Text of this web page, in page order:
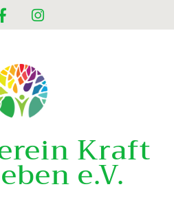
Kraft
e.V.